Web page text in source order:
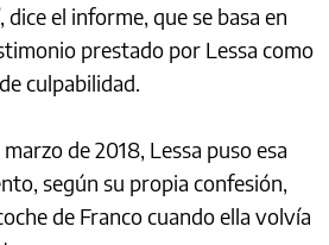
dice el informe, que se basa en
prestado por Lessa como
culpabilidad.
de 2018, Lessa puso esa
según su propia confesión,
de Franco cuando ella volvía